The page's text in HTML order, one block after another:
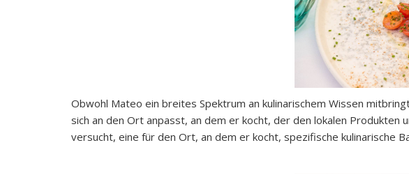
Obwohl Mateo ein breites Spektrum an kulinarischem Wissen
sich an den Ort anpasst, an dem er kocht, der den lokalen
versucht, eine für den Ort, an dem er kocht, spezifische kulinarische